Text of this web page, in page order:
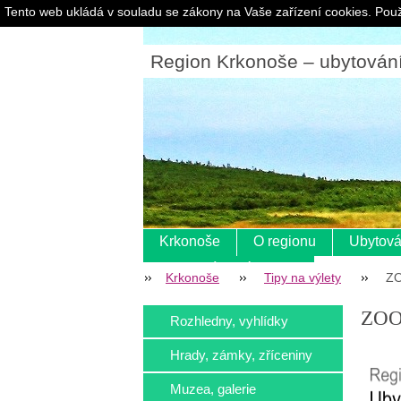
Region Krkonoše –
Krkonoše O regionu
Krkonoše Tipy na výlety
Rozhledny, vyhlídky
Hrady, zámky, zříceniny
Muzea, galerie
Tento web ukládá v souladu se zákony na Vaše zařízení cookies.